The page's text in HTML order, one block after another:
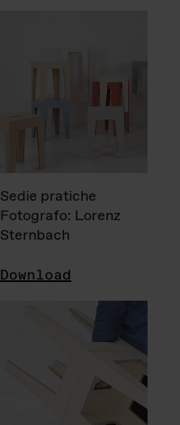
Sedie pratiche
Fotografo: Lorenz
Sternbach
Download